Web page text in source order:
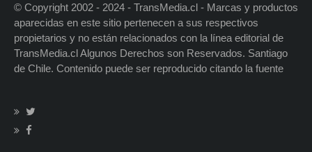
© Copyright 2002 - 2024 - TransMedia.cl - Marcas y productos
aparecidas en este sitio pertenecen a sus respectivos
propietarios y no están relacionados con la línea editorial de
TransMedia.cl Algunos Derechos son Reservados. Santiago
de Chile. Contenido puede ser reproducido citando la fuente